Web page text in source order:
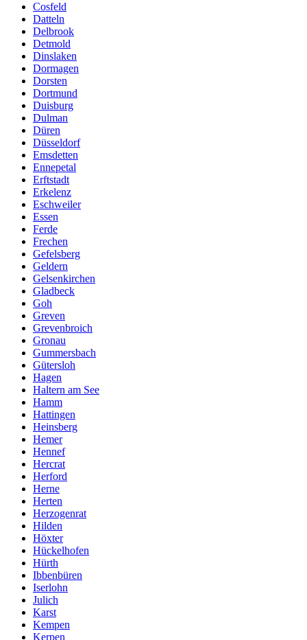
Cosfeld
Datteln
Delbrook
Detmold
Dinslaken
Dormagen
Dorsten
Dortmund
Duisburg
Dulman
Düren
Düsseldorf
Emsdetten
Ennepetal
Erftstadt
Erkelenz
Eschweiler
Essen
Ferde
Frechen
Gefelsberg
Geldern
Gelsenkirchen
Gladbeck
Goh
Greven
Grevenbroich
Gronau
Gummersbach
Gütersloh
Hagen
Haltern am See
Hamm
Hattingen
Heinsberg
Hemer
Hennef
Hercrat
Herford
Herne
Herten
Herzogenrat
Hilden
Höxter
Hückelhofen
Hürth
Ibbenbüren
Iserlohn
Julich
Karst
Kempen
Kerpen